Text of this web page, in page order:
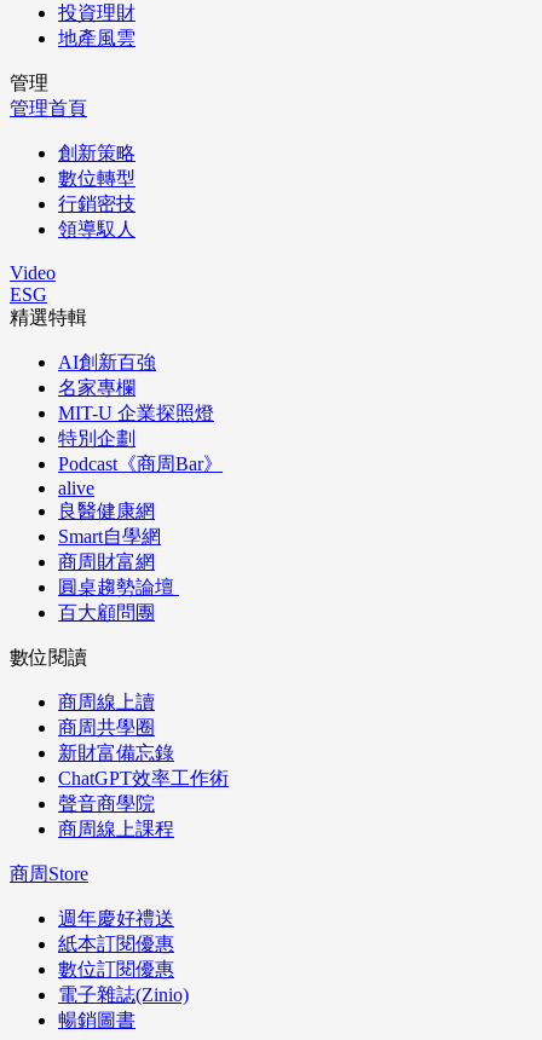
投資理財
地產風雲
管理
管理首頁
創新策略
數位轉型
行銷密技
領導馭人
Video
ESG
精選特輯
AI創新百強
名家專欄
MIT-U 企業探照燈
特別企劃
Podcast《商周Bar》
alive
良醫健康網
Smart自學網
商周財富網
圓桌趨勢論壇
百大顧問團
數位閱讀
商周線上讀
商周共學圈
新財富備忘錄
ChatGPT效率工作術
聲音商學院
商周線上課程
商周Store
週年慶好禮送
紙本訂閱優惠
數位訂閱優惠
電子雜誌(Zinio)
暢銷圖書